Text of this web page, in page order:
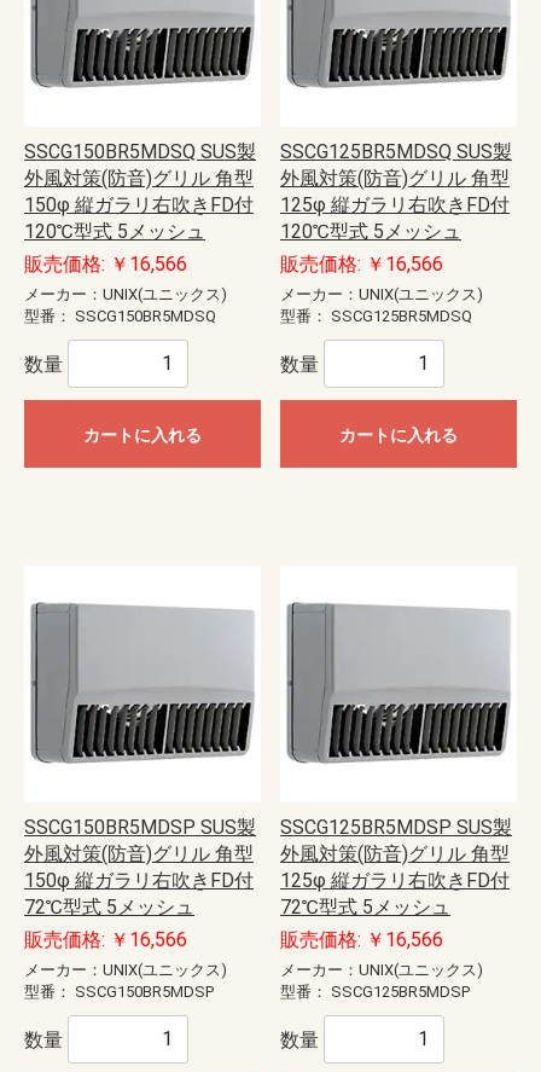
SSCG150BR5MDSQ SUS製
外風対策(防音)グリル 角型
150φ 縦ガラリ右吹きFD付
120℃型式 5メッシュ
販売価格: ￥16,566
メーカー：UNIX(ユニックス)
型番： SSCG150BR5MDSQ
数量
カートに入れる
SSCG125BR5MDSQ SUS製
外風対策(防音)グリル 角型
125φ 縦ガラリ右吹きFD付
120℃型式 5メッシュ
販売価格: ￥16,566
メーカー：UNIX(ユニックス)
型番： SSCG125BR5MDSQ
数量
カートに入れる
SSCG150BR5MDSP SUS製
外風対策(防音)グリル 角型
150φ 縦ガラリ右吹きFD付
72℃型式 5メッシュ
販売価格: ￥16,566
メーカー：UNIX(ユニックス)
型番： SSCG150BR5MDSP
数量
SSCG125BR5MDSP SUS製
外風対策(防音)グリル 角型
125φ 縦ガラリ右吹きFD付
72℃型式 5メッシュ
販売価格: ￥16,566
メーカー：UNIX(ユニックス)
型番： SSCG125BR5MDSP
数量